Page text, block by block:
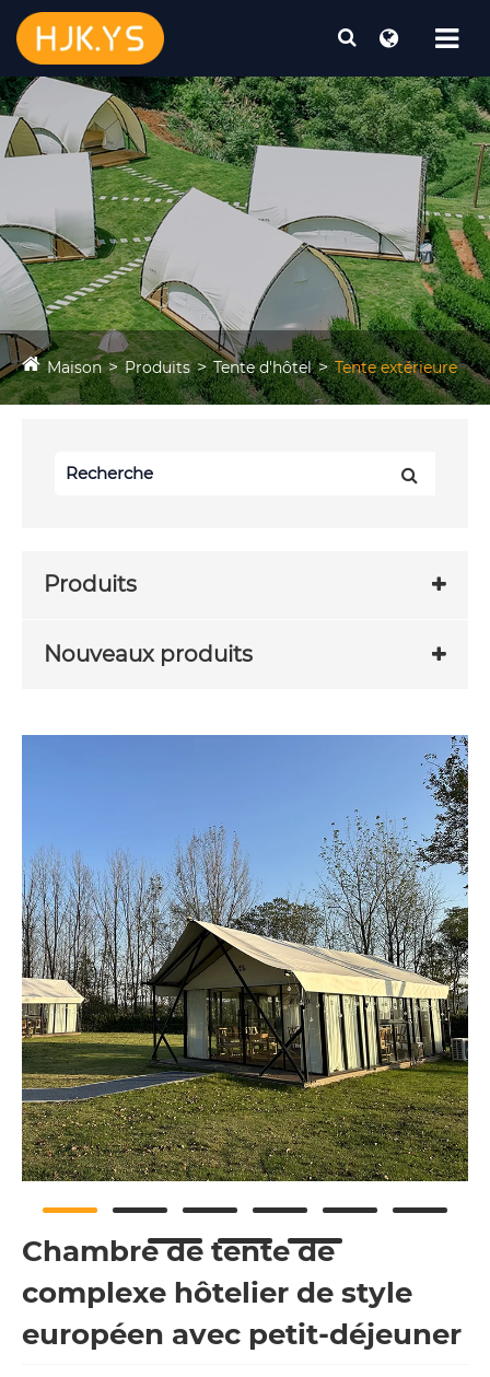
Maison Produits Tente d'hôtel Tente extérieure
Produits
Nouveaux produits
Chambre de tente de
complexe hôtelier de style
européen avec petit-déjeuner